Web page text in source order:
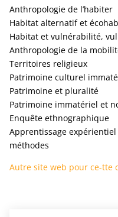
Anthropologie de l’habiter
Habitat alternatif et
Habitat et vulnérabilité,
Anthropologie de la
Territoires religieux
Patrimoine culturel
Patrimoine et pluralité
Patrimoine immatériel et
Enquête ethnographique
Apprentissage
méthodes
Autre site web pour ce-tte